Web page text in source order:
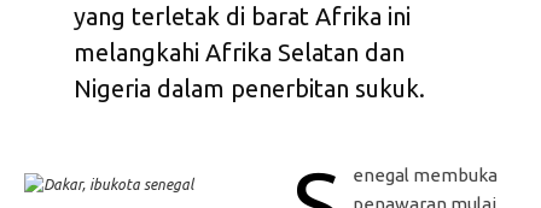
yang terletak di barat Afrika ini
melangkahi Afrika Selatan dan
Nigeria dalam penerbitan sukuk.
enegal membuka
penawaran mulai